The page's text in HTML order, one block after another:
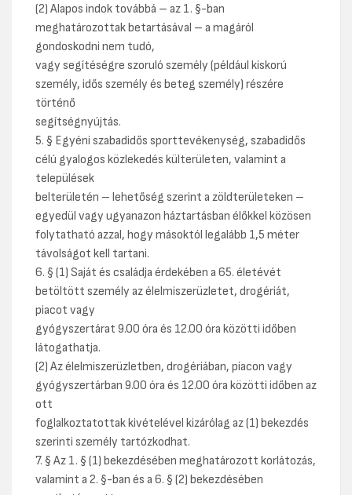
(2) Alapos indok továbbá – az 1. §-ban
meghatározottak betartásával – a magáról
gondoskodni nem tudó,
vagy segítéségre szoruló személy (például kiskorú
személy, idős személy és beteg személy) részére
történő
segítségnyújtás.
5. § Egyéni szabadidős sporttevékenység, szabadidős
célú gyalogos közlekedés külterületen, valamint a
települések
belterületén – lehetőség szerint a zöldterületeken –
egyedül vagy ugyanazon háztartásban élőkkel közösen
folytatható azzal, hogy másoktól legalább 1,5 méter
távolságot kell tartani.
6. § (1) Saját és családja érdekében a 65. életévét
betöltött személy az élelmiszerüzletet, drogériát,
piacot vagy
gyógyszertárat 9.00 óra és 12.00 óra közötti időben
látogathatja.
(2) Az élelmiszerüzletben, drogériában, piacon vagy
gyógyszertárban 9.00 óra és 12.00 óra közötti időben az
ott
foglalkoztatottak kivételével kizárólag az (1) bekezdés
szerinti személy tartózkodhat.
7. § Az 1. § (1) bekezdésében meghatározott korlátozás,
valamint a 2. §-ban és a 6. § (2) bekezdésében